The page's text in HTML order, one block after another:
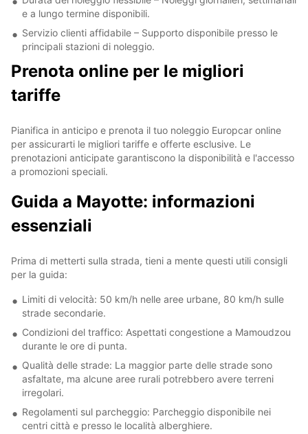
e a lungo termine disponibili.
Servizio clienti affidabile – Supporto disponibile presso le
principali stazioni di noleggio.
Prenota online per le migliori
tariffe
Pianifica in anticipo e prenota il tuo noleggio Europcar online
per assicurarti le migliori tariffe e offerte esclusive. Le
prenotazioni anticipate garantiscono la disponibilità e l'accesso
a promozioni speciali.
Guida a Mayotte: informazioni
essenziali
Prima di metterti sulla strada, tieni a mente questi utili consigli
per la guida:
Limiti di velocità: 50 km/h nelle aree urbane, 80 km/h sulle
strade secondarie.
Condizioni del traffico: Aspettati congestione a Mamoudzou
durante le ore di punta.
Qualità delle strade: La maggior parte delle strade sono
asfaltate, ma alcune aree rurali potrebbero avere terreni
irregolari.
Regolamenti sul parcheggio: Parcheggio disponibile nei
centri città e presso le località alberghiere.